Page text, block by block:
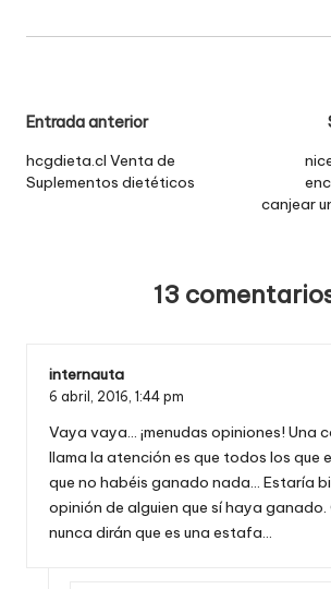
Navegación
de
entradas
Entrada anterior
hcgdieta.cl Venta de
Suplementos dietéticos
canjear
13
internauta
6 abril, 2016, 1:44 pm
Vaya vaya… ¡menudas opiniones! Una
llama la atención es que todos los que
que no habéis ganado nada… Estaría
opinión de alguien que sí haya ganado.
nunca dirán que es una estafa…